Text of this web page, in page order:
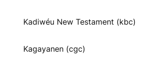
Kadiwéu New Testament (kbc)
Kagayanen (cgc)